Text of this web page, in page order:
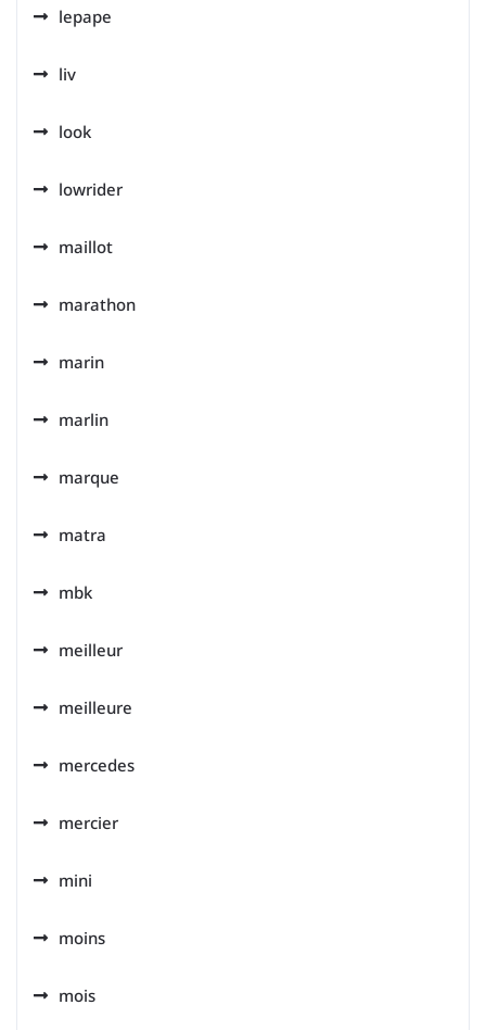
lepape
liv
look
lowrider
maillot
marathon
marin
marlin
marque
matra
mbk
meilleur
meilleure
mercedes
mercier
mini
moins
mois